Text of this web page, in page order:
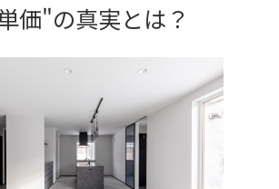
価"の真実とは？